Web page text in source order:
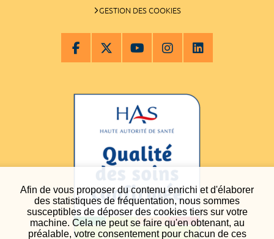
Afin de vous proposer du contenu enrichi et d'élaborer
des statistiques de fréquentation, nous sommes
susceptibles de déposer des cookies tiers sur votre
machine. Cela ne peut se faire qu'en obtenant, au
préalable, votre consentement pour chacun de ces
GESTION DES COOKIES